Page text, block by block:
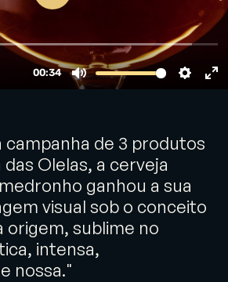
campanha de 3 produtos
Olelas, a cerveja
ganhou a sua
visual sob o conceito
origem, sublime no
intensa,
nossa."